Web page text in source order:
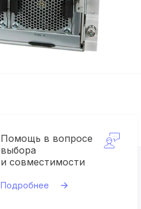
Помощь в вопросе
выбора
и совместимости
Подробнее